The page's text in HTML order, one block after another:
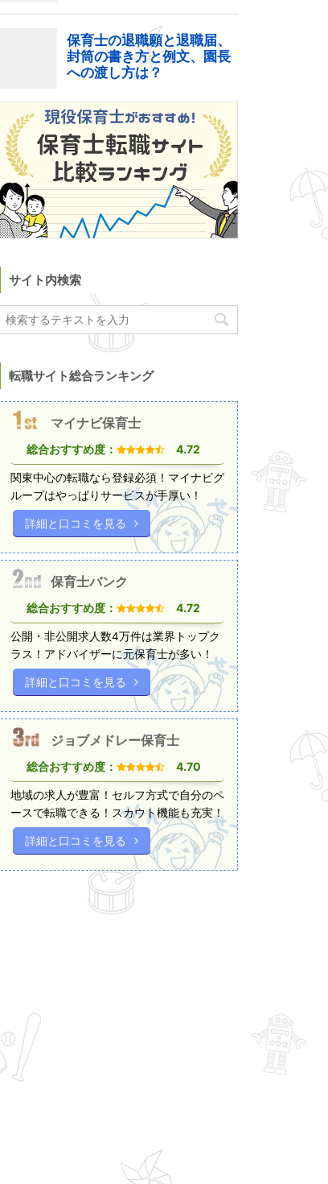
サイト内検索
転職サイト総合ランキング
マイナビ保育士
総合おすすめ度： 4.72
関東中心の転職なら登録必須！マイナビグ
ループはやっぱりサービスが手厚い！
詳細と口コミを見る
保育士バンク
総合おすすめ度： 4.72
公開・非公開求人数4万件は業界トップク
ラス！アドバイザーに元保育士が多い！
詳細と口コミを見る
ジョブメドレー保育士
総合おすすめ度： 4.70
地域の求人が豊富！セルフ方式で自分のペ
ースで転職できる！スカウト機能も充実！
詳細と口コミを見る